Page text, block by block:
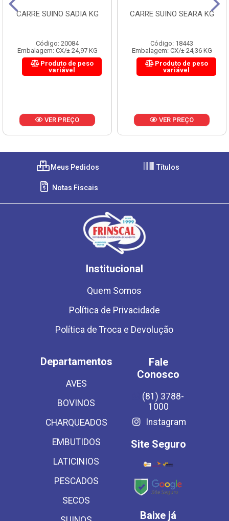
CARRE SUINO SADIA KG
Código: 20084
Embalagem: CX/± 24,97 KG
Produto de peso
variável
VER PREÇO
CARRE SUINO SEARA KG
Código: 18443
Embalagem: CX/± 24,36 KG
Produto de peso
variável
VER PREÇO
Meus Pedidos Títulos
Notas Fiscais
Institucional
Quem Somos
Política de Privacidade
Política de Troca e Devolução
Departamentos
AVES
BOVINOS
CHARQUEADOS
EMBUTIDOS
LATICINIOS
PESCADOS
SECOS
Fale
Conosco
(81) 3788-
1000
Instagram
Site Seguro
Baixe já